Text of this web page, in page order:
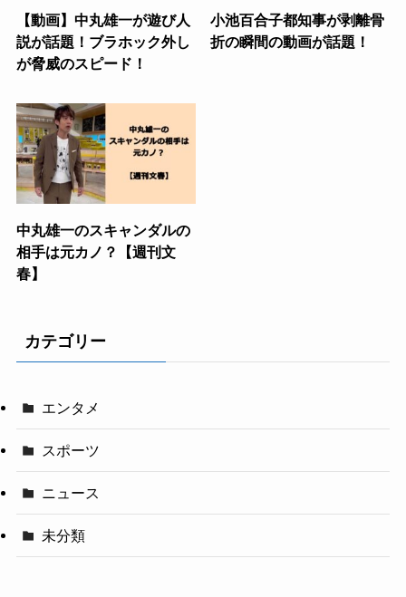
【動画】中丸雄一が遊び人
説が話題！ブラホック外し
が脅威のスピード！
小池百合子都知事が剥離骨
折の瞬間の動画が話題！
中丸雄一のスキャンダルの
相手は元カノ？【週刊文
春】
カテゴリー
エンタメ
スポーツ
ニュース
未分類